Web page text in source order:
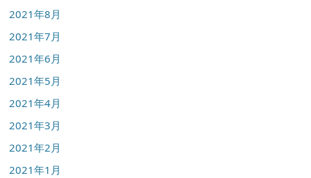
2021年8月
2021年7月
2021年6月
2021年5月
2021年4月
2021年3月
2021年2月
2021年1月